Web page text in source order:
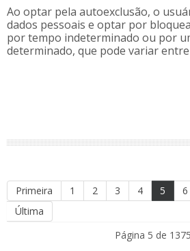
Ao optar pela autoexclusão, o
dados pessoais e optar por
por tempo indeterminado ou por
determinado, que pode variar entre
Primeira 1 2 3 4 5 6
Última
Página 5 de 1375